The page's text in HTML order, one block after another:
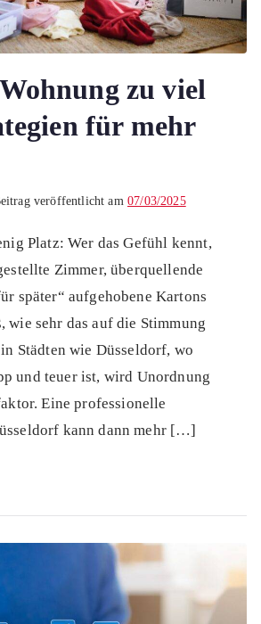
zu viel
für mehr
veröffentlicht am 07/03/2025
Platz: Wer das Gefühl kennt,
Zimmer, überquellende
später“ aufgehobene Kartons
wie sehr das auf die Stimmung
Städten wie Düsseldorf, wo
und teuer ist, wird Unordnung
Eine professionelle
kann dann mehr […]